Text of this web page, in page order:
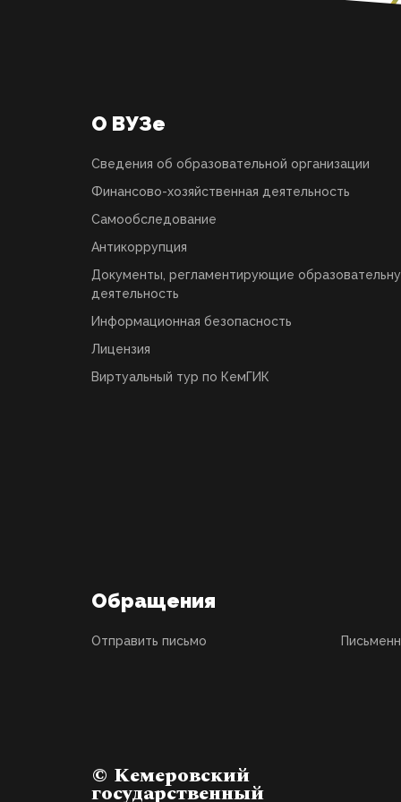
О ВУЗе
Сведения об образовательной организации
Финансово-хозяйственная деятельность
Самообследование
Антикоррупция
Документы, регламентирующие
деятельность
Информационная безопасность
Лицензия
Виртуальный тур по КемГИК
Обращения
Отправить письмо
© Кемеровский
государственный